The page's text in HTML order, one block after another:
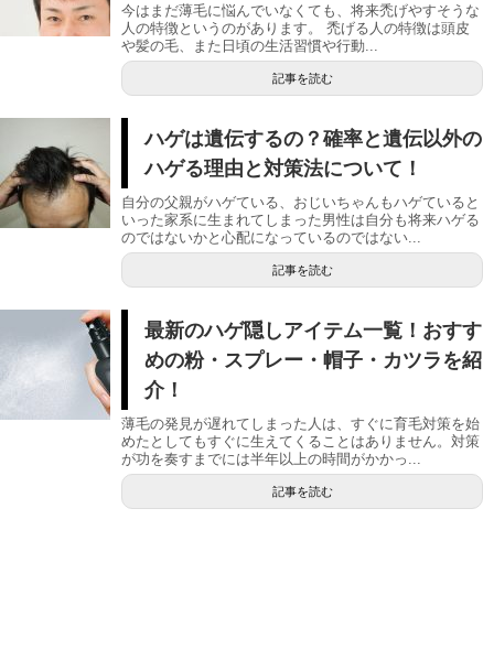
今はまだ薄毛に悩んでいなくても、将来禿げやすそうな
人の特徴というのがあります。 禿げる人の特徴は頭皮
や髪の毛、また日頃の生活習慣や行動...
記事を読む
ハゲは遺伝するの？確率と遺伝以外の
ハゲる理由と対策法について！
自分の父親がハゲている、おじいちゃんもハゲていると
いった家系に生まれてしまった男性は自分も将来ハゲる
のではないかと心配になっているのではない...
記事を読む
最新のハゲ隠しアイテム一覧！おすす
めの粉・スプレー・帽子・カツラを紹
介！
薄毛の発見が遅れてしまった人は、すぐに育毛対策を始
めたとしてもすぐに生えてくることはありません。対策
が功を奏すまでには半年以上の時間がかかっ...
記事を読む